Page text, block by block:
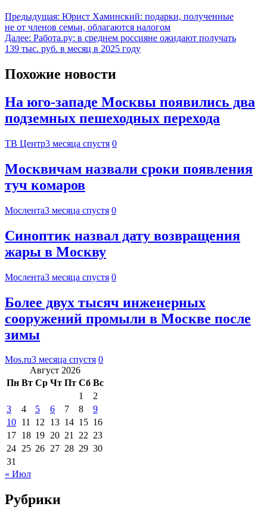
Предыдущая: Юрист Хаминский: подарки, полученные
не от членов семьи, облагаются налогом
Далее: Работа.ру: в среднем россияне ожидают получать
139 тыс. руб. в месяц в 2025 году
Похожие новости
На юго-западе Москвы появились два
подземных пешеходных перехода
ТВ Центр3 месяца спустя 0
Москвичам назвали сроки появления
туч комаров
Мослента3 месяца спустя 0
Синоптик назвал дату возвращения
жары в Москву
Мослента3 месяца спустя 0
Более двух тысяч инженерных
сооружений промыли в Москве после
зимы
Mos.ru3 месяца спустя 0
Август 2026
Пн Вт Ср Чт Пт Сб Вс
1
2
3
4 5 6 7 8
9
10 11 12 13 14 15 16
17 18 19 20 21 22 23
24 25 26 27 28 29 30
31
« Июл
Рубрики